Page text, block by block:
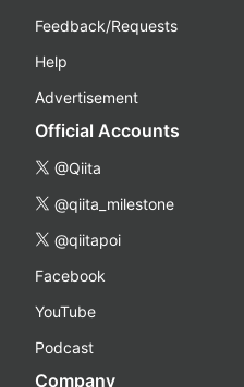
Feedback/Requests
Help
Advertisement
Official Accounts
@Qiita
@qiita_milestone
@qiitapoi
Facebook
YouTube
Podcast
Company